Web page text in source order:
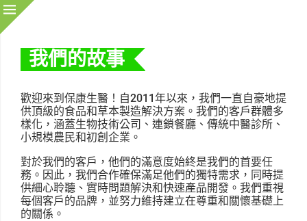
我們的故事
歡迎來到保康生醫！自2011年以來，我們一直自豪地提
供頂級的食品和草本製造解決方案。我們的客戶群體多
樣化，涵蓋生物技術公司、連鎖餐廳、傳統中醫診所、
小規模農民和初創企業。
對於我們的客戶，他們的滿意度始終是我們的首要任
務。因此，我們合作確保滿足他們的獨特需求，同時提
供細心聆聽、實時問題解決和快速產品開發。我們重視
每個客戶的品牌，並努力維持建立在尊重和關懷基礎上
的關係。